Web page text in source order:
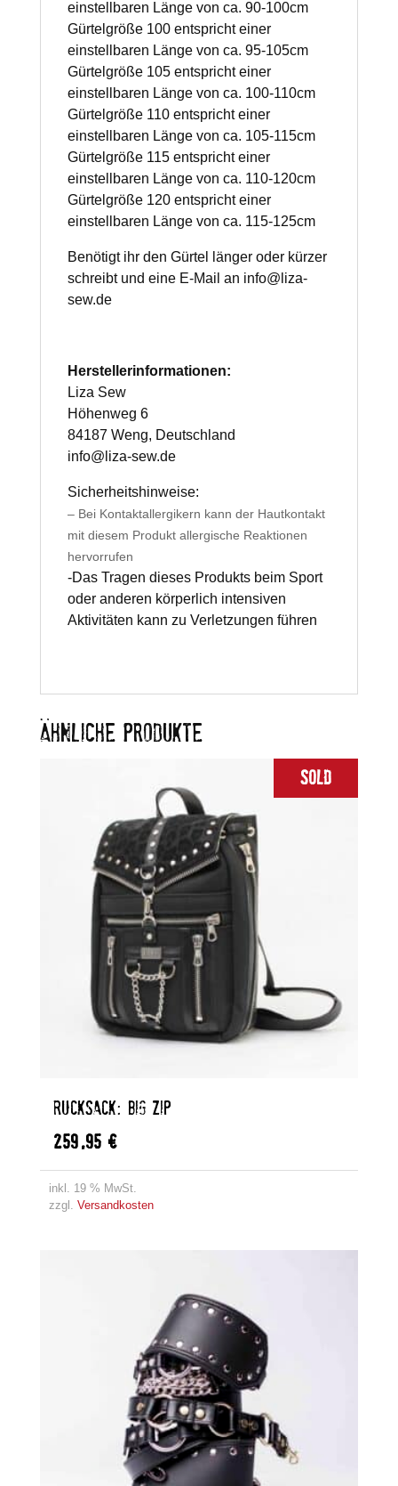
einstellbaren Länge von ca. 90-100cm
Gürtelgröße 100 entspricht einer
einstellbaren Länge von ca. 95-105cm
Gürtelgröße 105 entspricht einer
einstellbaren Länge von ca. 100-110cm
Gürtelgröße 110 entspricht einer
einstellbaren Länge von ca. 105-115cm
Gürtelgröße 115 entspricht einer
einstellbaren Länge von ca. 110-120cm
Gürtelgröße 120 entspricht einer
einstellbaren Länge von ca. 115-125cm
Benötigt ihr den Gürtel länger oder kürzer
schreibt und eine E-Mail an info@liza-
sew.de
Herstellerinformationen:
Liza Sew
Höhenweg 6
84187 Weng, Deutschland
info@liza-sew.de
Sicherheitshinweise:
– Bei Kontaktallergikern kann der Hautkontakt
mit diesem Produkt allergische Reaktionen
hervorrufen
-Das Tragen dieses Produkts beim Sport
oder anderen körperlich intensiven
Aktivitäten kann zu Verletzungen führen
ÄHNLICHE PRODUKTE
Sold
RUCKSACK: BIG ZIP
259,95 €
inkl. 19 % MwSt.
zzgl. Versandkosten